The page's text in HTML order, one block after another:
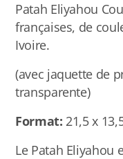
Patah Eliyahou
françaises, de
Ivoire.
(avec jaquette de
transparente)
Format: 21,5 x
Le Patah Eliyahou